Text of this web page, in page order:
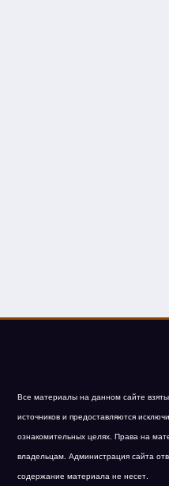
Все материалы на данном сайте
источников и предоставляются
ознакомительных целях. Права на
владельцам. Администрация сайта
содержание материала не несет.